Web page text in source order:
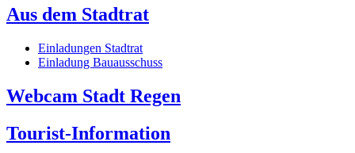
Aus dem Stadtrat
Einladungen Stadtrat
Einladung Bauausschuss
Webcam Stadt Regen
Tourist-Information